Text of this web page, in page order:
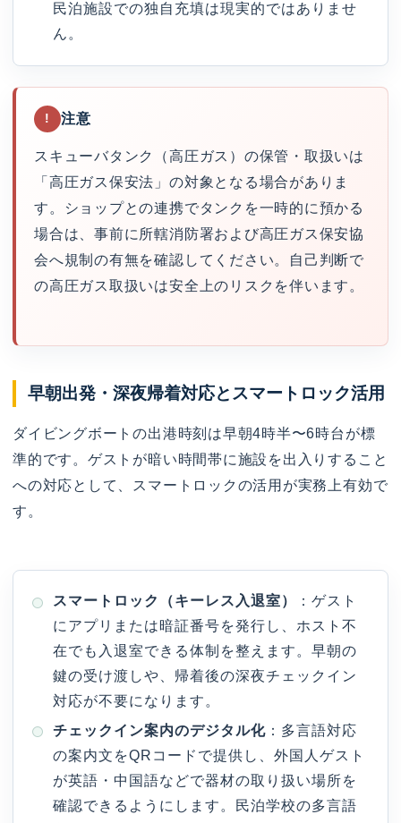
民泊施設での独自充填は現実的ではありませ
ん。
! 注意
スキューバタンク（高圧ガス）の保管・取扱いは
「高圧ガス保安法」の対象となる場合がありま
す。ショップとの連携でタンクを一時的に預かる
場合は、事前に所轄消防署および高圧ガス保安協
会へ規制の有無を確認してください。自己判断で
の高圧ガス取扱いは安全上のリスクを伴います。
早朝出発・深夜帰着対応とスマートロック活用
ダイビングボートの出港時刻は早朝4時半〜6時台が標
準的です。ゲストが暗い時間帯に施設を出入りすること
への対応として、スマートロックの活用が実務上有効で
す。
スマートロック（キーレス入退室）
：ゲスト
にアプリまたは暗証番号を発行し、ホスト不
在でも入退室できる体制を整えます。早朝の
鍵の受け渡しや、帰着後の深夜チェックイン
対応が不要になります。
チェックイン案内のデジタル化 ：多言語対応
の案内文をQRコードで提供し、外国人ゲスト
が英語・中国語などで器材の取り扱い場所を
確認できるようにします。民泊学校の多言語